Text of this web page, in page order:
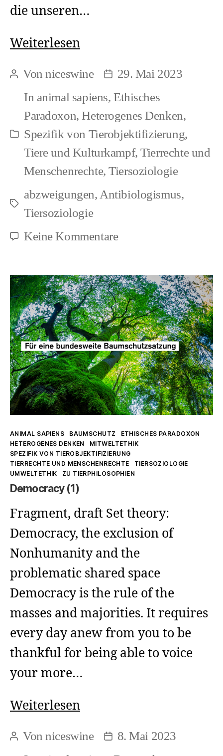
die unseren…
WeiterlesenPamphlete:
Beitragsautor
Vonniceswine Beitragsdatum
29. Mai 2023
Kategorien
In animal sapiens, Ethisches
Paradoxon,Heterogenes Denken,
Spezifik von Tierobjektifizierung,
Tiere und Kulturkampf,Tierrechte und
Menschenrechte,Tiersoziologie
Schlagwörter
abzweigungen, Antibiologismus,
Tiersoziologie
Keine Kommentarezu
Ehrfurcht
Kategorien
ANIMAL SAPIENS BAUMSCHUTZ
ETHISCHES PARADOXON
HETEROGENES DENKEN
MITWELTETHIK
SPEZIFIK VON TIEROBJEKTIFIZIERUNG
TIERRECHTE UND MENSCHENRECHTE
TIERSOZIOLOGIE
UMWELTETHIK
ZU TIERPHILOSOPHIEN
Democracy (1)
Fragment, draft Set theory:
Democracy, the exclusion of
Nonhumanity and the
problematic shared space
Democracy is the rule of the
masses and majorities. It requires
every day anew from you to be
thankful for being able to voice
your more…
WeiterlesenDemocracy
Beitragsautor
Vonniceswine Beitragsdatum
8. Mai 2023